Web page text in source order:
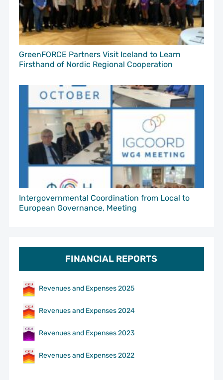
GreenFORCE Partners Visit Iceland to Learn
Firsthand of Nordic Regional Cooperation
Intergovernmental Coordination from Local to
European Governance, Meeting
FINANCIAL REPORTS
Revenues and Expenses 2025
Revenues and Expenses 2024
Revenues and Expenses 2023
Revenues and Expenses 2022